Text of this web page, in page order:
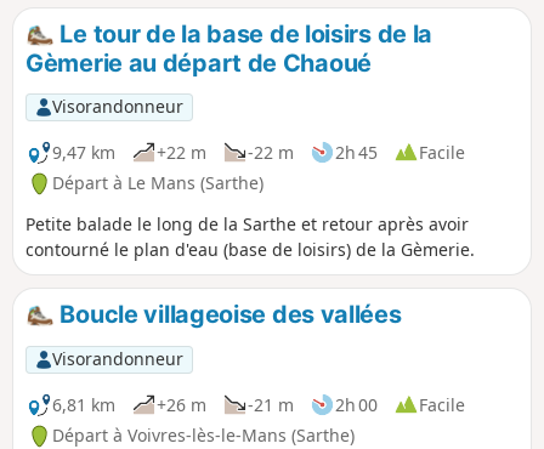
Le tour de la base de loisirs de la
Gèmerie au départ de Chaoué
Visorandonneur
9,47 km
+22 m -22 m 2h 45
Facile
Départ à Le Mans (Sarthe)
Petite balade le long de la Sarthe et retour après avoir
contourné le plan d'eau (base de loisirs) de la Gèmerie.
Boucle villageoise des vallées
Visorandonneur
6,81 km
+26 m -21 m 2h 00
Facile
Départ à Voivres-lès-le-Mans (Sarthe)